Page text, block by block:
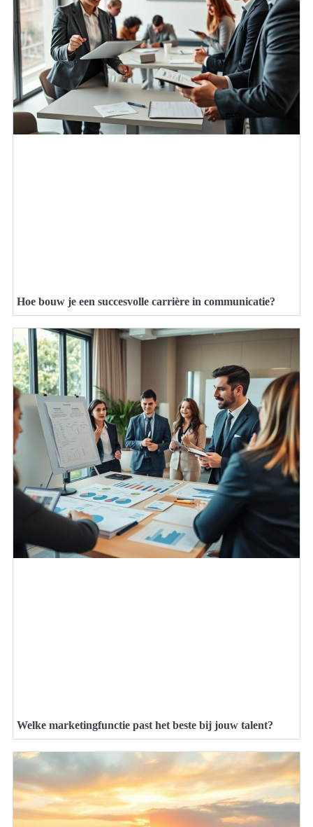
Hoe bouw je een succesvolle carrière in communicatie?
Welke marketingfunctie past het beste bij jouw talent?